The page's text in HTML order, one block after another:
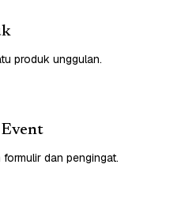
produk unggulan.
dan pengingat.